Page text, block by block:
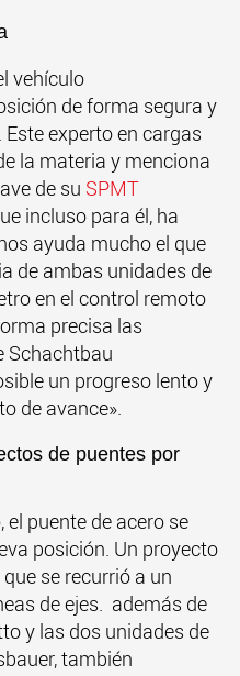
vehículo
de forma segura y
experto en cargas
la materia y menciona
de su SPMT
incluso para él, ha
ayuda mucho el que
de ambas unidades de
en el control remoto
precisa las
Schachtbau
un progreso lento y
de avance».
de puentes por
puente de acero se
posición. Un proyecto
se recurrió a un
de ejes. además de
y las dos unidades de
también